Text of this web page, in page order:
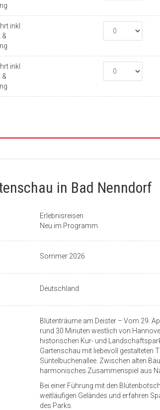
inkl.
&
inkl.
&
in Bad Nenndorf
Erlebnisreisen
Neu im Programm
Sommer 2026
Deutschland
Blütenträume am Deister – Vom 29.
rund 30 Minuten westlich von
historischen Kur- und
Gartenschau mit liebevoll gestalteten
Süntelbuchenallee. Zwischen alten
harmonisches Zusammenspiel aus
Bei einer Führung mit den
weitläufigen Geländes und erfahren
des Parks.